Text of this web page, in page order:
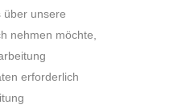
über unsere
nehmen möchte,
erforderlich